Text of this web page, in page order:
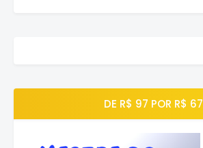
DE R$ 97 POR R$ 67